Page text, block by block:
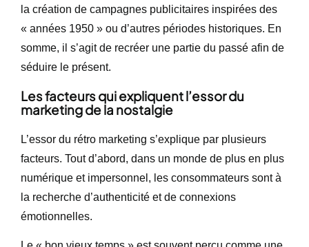
la création de campagnes publicitaires inspirées des
« années 1950 » ou d’autres périodes historiques. En
somme, il s’agit de recréer une partie du passé afin de
séduire le présent.
Les facteurs qui expliquent l’essor du
marketing de la nostalgie
L’essor du rétro marketing s’explique par plusieurs
facteurs. Tout d’abord, dans un monde de plus en plus
numérique et impersonnel, les consommateurs sont à
la recherche d’authenticité et de connexions
émotionnelles.